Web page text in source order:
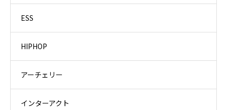
ESS
HIPHOP
アーチェリー
インターアクト